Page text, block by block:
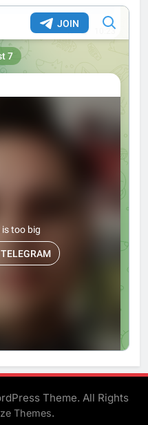
Theme. All Rights
Themes.